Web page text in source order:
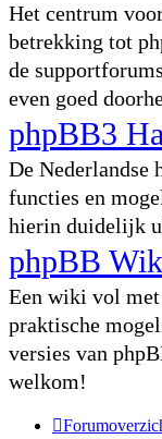
Het centrum
betrekking tot
de
even goed
phpBB3
De Nederlandse
functies en
hierin duidelijk
phpBB
Een wiki vol
praktische
versies van
welkom!